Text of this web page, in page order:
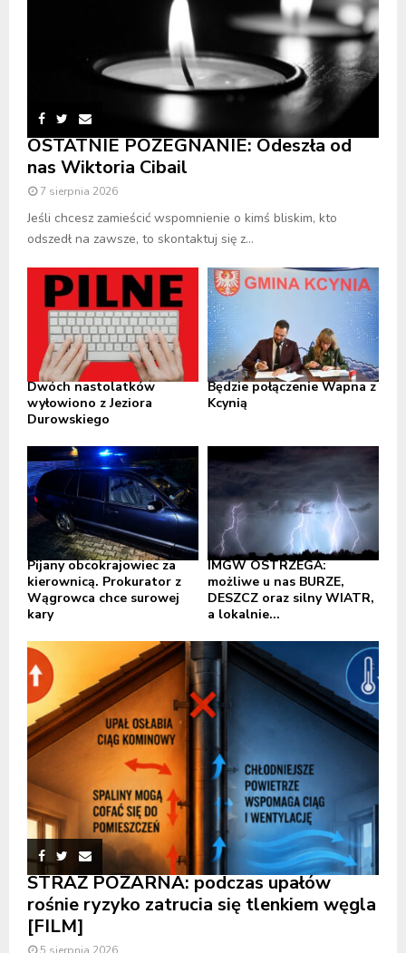
OSTATNIE POŻEGNANIE: Odeszła od
nas Wiktoria Cibail
7 sierpnia 2026
Jeśli chcesz zamieścić wspomnienie o kimś bliskim, kto
odszedł na zawsze, to skontaktuj się z...
Dwóch nastolatków
wyłowiono z Jeziora
Durowskiego
Będzie połączenie Wapna z
Kcynią
Pijany obcokrajowiec za
kierownicą. Prokurator z
Wągrowca chce surowej
kary
IMGW OSTRZEGA:
możliwe u nas BURZE,
DESZCZ oraz silny WIATR,
a lokalnie...
STRAŻ POŻARNA: podczas upałów
rośnie ryzyko zatrucia się tlenkiem węgla
[FILM]